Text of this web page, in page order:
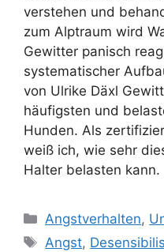
verstehen und
zum Alptraum wird
Gewitter panisch
systematischer
von Ulrike Däxl
häufigsten und
Hunden. Als
weiß ich, wie sehr
Halter belasten
Angstverhalten,
Angst,